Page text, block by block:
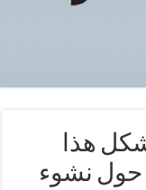
هذا
حول نشوء